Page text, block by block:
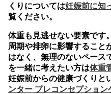
くりについては妊娠前に知
覧ください。
体重も見逃せない要素です
周期や排卵に影響すること
はなく、無理のないペース
を一緒に考えたい方は体重
妊娠前からの健康づくりと
ンター プレコンセプション